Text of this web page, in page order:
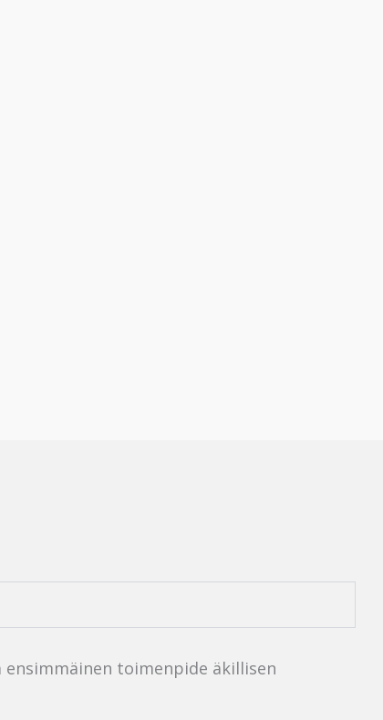
toimenpide äkillisen